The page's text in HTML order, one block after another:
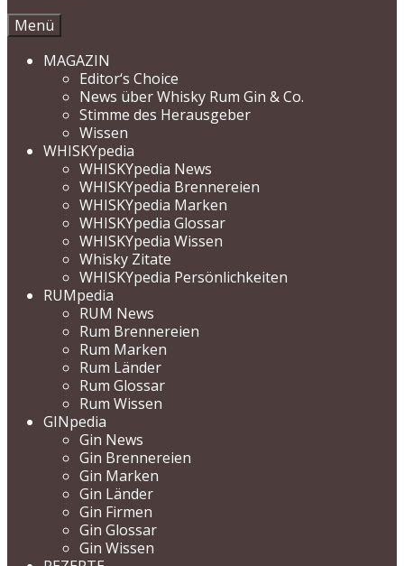
Menü
MAGAZIN
Editor‘s Choice
News über Whisky Rum Gin & Co.
Stimme des Herausgeber
Wissen
WHISKYpedia
WHISKYpedia News
WHISKYpedia Brennereien
WHISKYpedia Marken
WHISKYpedia Glossar
WHISKYpedia Wissen
Whisky Zitate
WHISKYpedia Persönlichkeiten
RUMpedia
RUM News
Rum Brennereien
Rum Marken
Rum Länder
Rum Glossar
Rum Wissen
GINpedia
Gin News
Gin Brennereien
Gin Marken
Gin Länder
Gin Firmen
Gin Glossar
Gin Wissen